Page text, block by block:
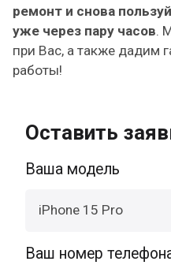
ремонт и снова
уже через пару часов.
при Вас, а также дадим
работы!
Оставить
Ваша модель
iPhone 15 Pro
Ваш номер